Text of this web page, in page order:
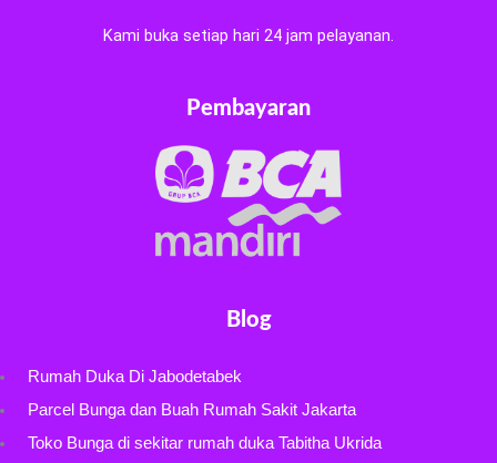
Kami buka setiap hari 24 jam pelayanan.
Pembayaran
Blog
Rumah Duka Di Jabodetabek
Parcel Bunga dan Buah Rumah Sakit Jakarta
Toko Bunga di sekitar rumah duka Tabitha Ukrida